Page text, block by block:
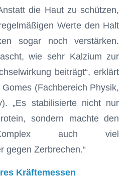
die Haut zu schützen,
Werte den Halt
sogar noch verstärken.
wie sehr Kalzium zur
beiträgt“, erklärt
(Fachbereich Physik,
„Es stabilisierte nicht nur
sondern machte den
auch viel
gegen Zerbrechen.“
Kräftemessen